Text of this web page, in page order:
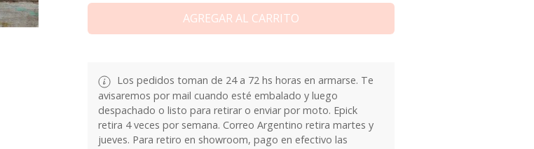
AGREGAR AL CARRITO
Los pedidos toman de 24 a 72 hs horas en armarse. Te
avisaremos por mail cuando esté embalado y luego
despachado o listo para retirar o enviar por moto. Epick
retira 4 veces por semana. Correo Argentino retira martes y
jueves. Para retiro en showroom, pago en efectivo las